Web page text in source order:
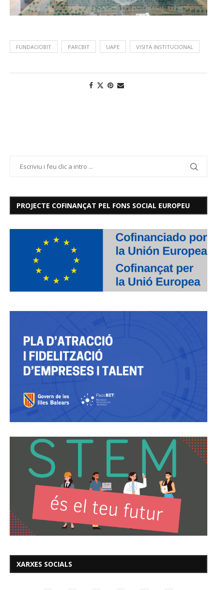
FUNDACIOBIT PARCBIT UAPE VISITA INSTITUCIONAL
PROJECTE COFINANÇAT PEL FONS SOCIAL EUROPEU
XARXES SOCIALS